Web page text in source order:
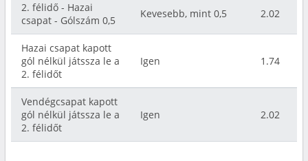
2. félidő - Hazai
csapat - Gólszám 0,5
Kevesebb, mint 0,5 2.02
Hazai csapat kapott
gól nélkül játssza le a
2. félidőt
Igen 1.74
Vendégcsapat kapott
gól nélkül játssza le a
2. félidőt
Igen 2.02